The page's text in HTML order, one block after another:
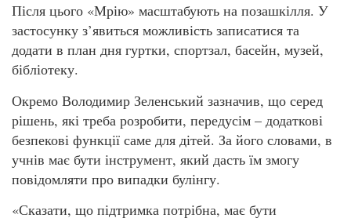
Після цього «Мрію» масштабують на позашкілля. У
застосунку з’явиться можливість записатися та
додати в план дня гуртки, спортзал, басейн, музей,
бібліотеку.
Окремо Володимир Зеленський зазначив, що серед
рішень, які треба розробити, передусім – додаткові
безпекові функції саме для дітей. За його словами, в
учнів має бути інструмент, який дасть їм змогу
повідомляти про випадки булінгу.
«Сказати, що підтримка потрібна, має бути